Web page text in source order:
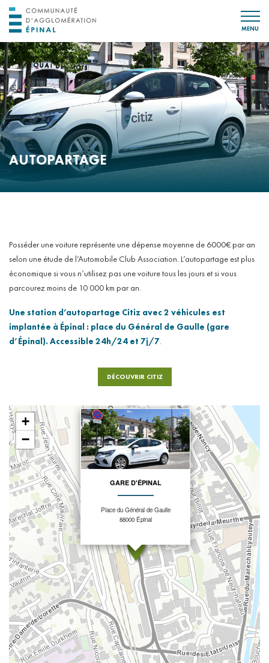
MENU
AUTOPARTAGE
Posséder une voiture représente une dépense moyenne de 6000€ par an
selon une étude de l’Automobile Club Association. L’autopartage est plus
économique si vous n’utilisez pas une voiture tous les jours et si vous
parcourez moins de 10 000 km par an.
Une station d’autopartage Citiz avec 2 véhicules est
implantée à Épinal : place du Général de Gaulle (gare
d’Épinal). Accessible 24h/24 et 7j/7.
DÉCOUVRIR CITIZ
GARE D'ÉPINAL
Place du Général de Gaulle
88000 Épinal
×
+
−